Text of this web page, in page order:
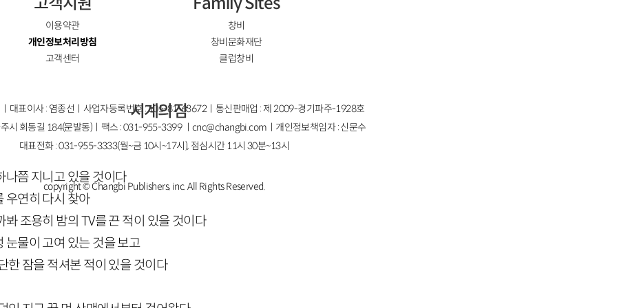
시계의 잠
나쯤 지니고 있을 것이다
우연히 다시 찾아
조용히 밤의 TV를 끈 적이 있을 것이다
눈물이 고여 있는 것을 보고
한 잠을 적셔본 적이 있을 것이다
이용약관
개인정보처리방침
고객센터
창비
창비문화재단
클럽창비
대표이사 : 염종선ㅣ사업자등록번호 : 105-81-63672ㅣ통신판매업 : 제 2009-경기파주-1928호
시 회동길 184(문발동)ㅣ팩스 : 031-955-3399 ㅣcnc@changbi.com ㅣ개인정보책임자 : 신문수
대표전화 : 031-955-3333(월~금 10시~17시), 점심시간 11시 30분~13시
copyright © Changbi Publishers, inc. All Rights Reserved.